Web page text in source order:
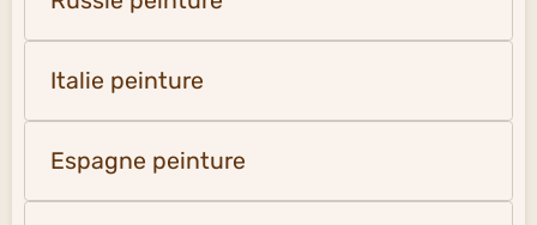
Italie peinture
Espagne peinture